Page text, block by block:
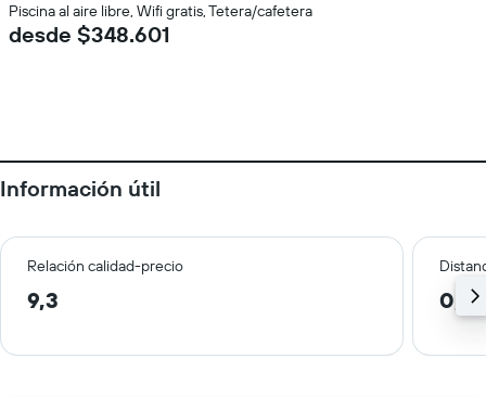
Piscina al aire libre, Wifi gratis, Tetera/cafetera
desde $348.601
Información útil
Relación calidad-precio
9,3 0,5